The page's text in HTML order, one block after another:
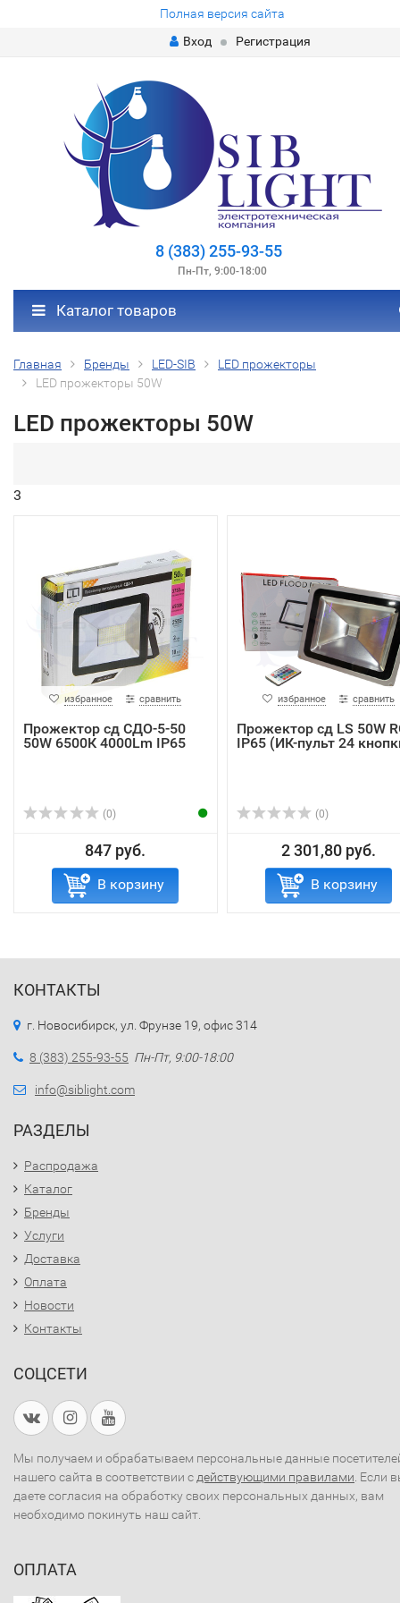
Полная версия сайта
Вход
Регистрация
8 (383) 255-93-55
Пн-Пт, 9:00-18:00
Каталог товаров
Главная Бренды LED-SIB
LED прожекторы
LED прожекторы 50W
LED прожекторы 50W
3
избранное сравнить
Прожектор сд СДО-5-50
50W 6500К 4000Lm IP65
(0)
847 руб.
В корзину
избранное сравнить
Прожектор сд LS 50W
IP65 (ИК-пульт 24
(0)
2 301,80 руб.
В корзину
КОНТАКТЫ
г. Новосибирск, ул. Фрунзе 19, офис 314
8 (383) 255-93-55 Пн-Пт, 9:00-18:00
info@siblight.com
РАЗДЕЛЫ
Распродажа
Каталог
Бренды
Услуги
Доставка
Оплата
Новости
Контакты
СОЦСЕТИ
Мы получаем и обрабатываем персональные данные
нашего сайта в соответствии с действующими правилами . Если
даете согласия на обработку своих персональных данных, вам
необходимо покинуть наш сайт.
ОПЛАТА